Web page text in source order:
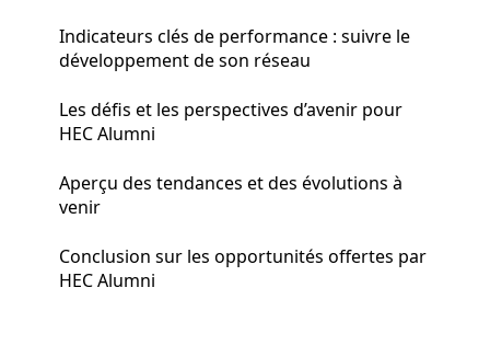
Indicateurs clés de performance : suivre le
développement de son réseau
Les défis et les perspectives d’avenir pour
HEC Alumni
Aperçu des tendances et des évolutions à
venir
Conclusion sur les opportunités offertes par
HEC Alumni